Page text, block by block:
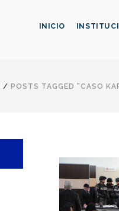
INICIO
/ POSTS TAGGED "CASO